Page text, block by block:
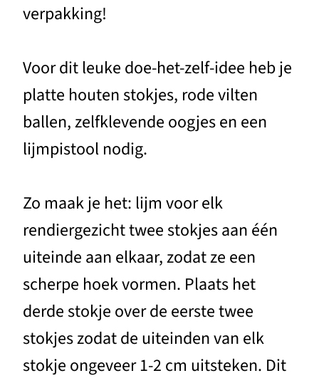
verpakking!
Voor dit leuke doe-het-zelf-idee heb je
platte houten stokjes, rode vilten
ballen, zelfklevende oogjes en een
lijmpistool nodig.
Zo maak je het: lijm voor elk
rendiergezicht twee stokjes aan één
uiteinde aan elkaar, zodat ze een
scherpe hoek vormen. Plaats het
derde stokje over de eerste twee
stokjes zodat de uiteinden van elk
stokje ongeveer 1-2 cm uitsteken. Dit